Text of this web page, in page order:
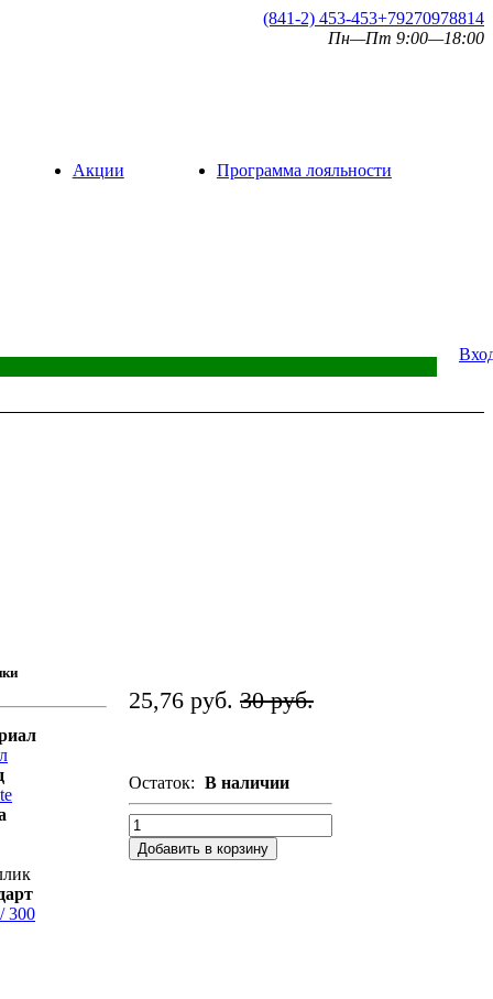
(841-2) 453-453+79270978814
Пн—Пт 9:00—18:00
Акции Программа лояльности
300
25,76 руб. 30 руб.
Остаток: В наличии
Добавить в корзину